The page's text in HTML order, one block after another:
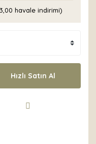
havale indirimi)
Hızlı Satın Al